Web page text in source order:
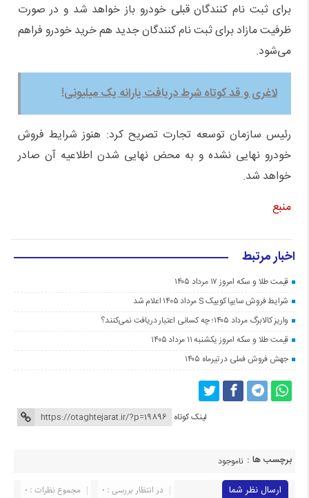
برای ثبت نام کنندگان قبلی خودرو باز خواهد شد و در صورت
ظرفیت مازاد برای ثبت نام کنندگان جدید هم خرید خودرو فراهم
می‌شود.
لاغری و قد کوتاه شرط دریافت یارانه یک میلیونی!
رئیس سازمان توسعه تجارت تصریح کرد: هنوز شرایط فروش
خودرو نهایی نشده و به محض نهایی شدن اطلاعیه آن صادر
خواهد شد.
منبع
اخبار مرتبط
قیمت طلا و سکه امروز ۱۷ مرداد ۱۴۰۵
شرایط فروش سایپا کوییک S مرداد ۱۴۰۵ اعلام شد
واریز کالابرگ مرداد ۱۴۰۵؛ چه کسانی اعتبار دریافت نمی‌کنند؟
قیمت طلا و سکه امروز یکشنبه ۱۱ مرداد ۱۴۰۵
جهش فروش فملی در تیرماه ۱۴۰۵
لینک کوتاه
برچسب ها : ناموجود
ارسال نظر شما مجموع نظرات : 0 در انتظار بررسی : 0